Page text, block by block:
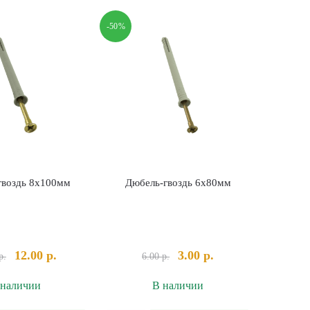
8х100мм
Первоначальная
составляла
12.00 р.
-50%
Дюбель-гвоздь 6х80мм
6.00р.
Первоначальная
составляла
3.00р.
В наличии